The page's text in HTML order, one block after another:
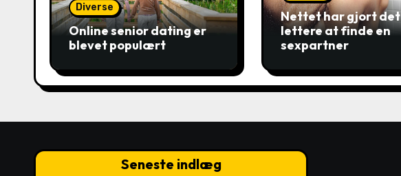
Diverse
Online senior dating er
blevet populært
Nettet har gjort det
lettere at finde en
sexpartner
Seneste indlæg